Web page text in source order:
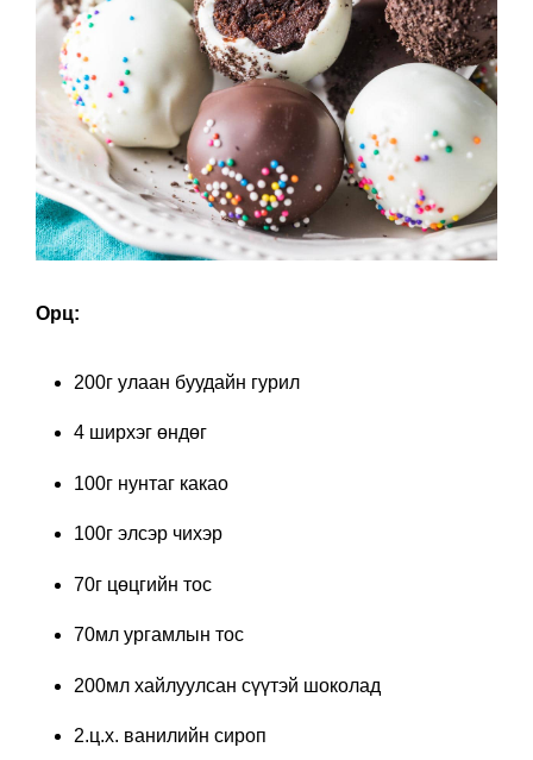
Орц:
200г улаан буудайн гурил
4 ширхэг өндөг
100г нунтаг какао
100г элсэр чихэр
70г цөцгийн тос
70мл ургамлын тос
200мл хайлуулсан сүүтэй шоколад
2.ц.х. ванилийн сироп